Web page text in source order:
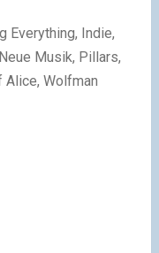
Everything, Indie,
Musik, Pillars,
Wolfman